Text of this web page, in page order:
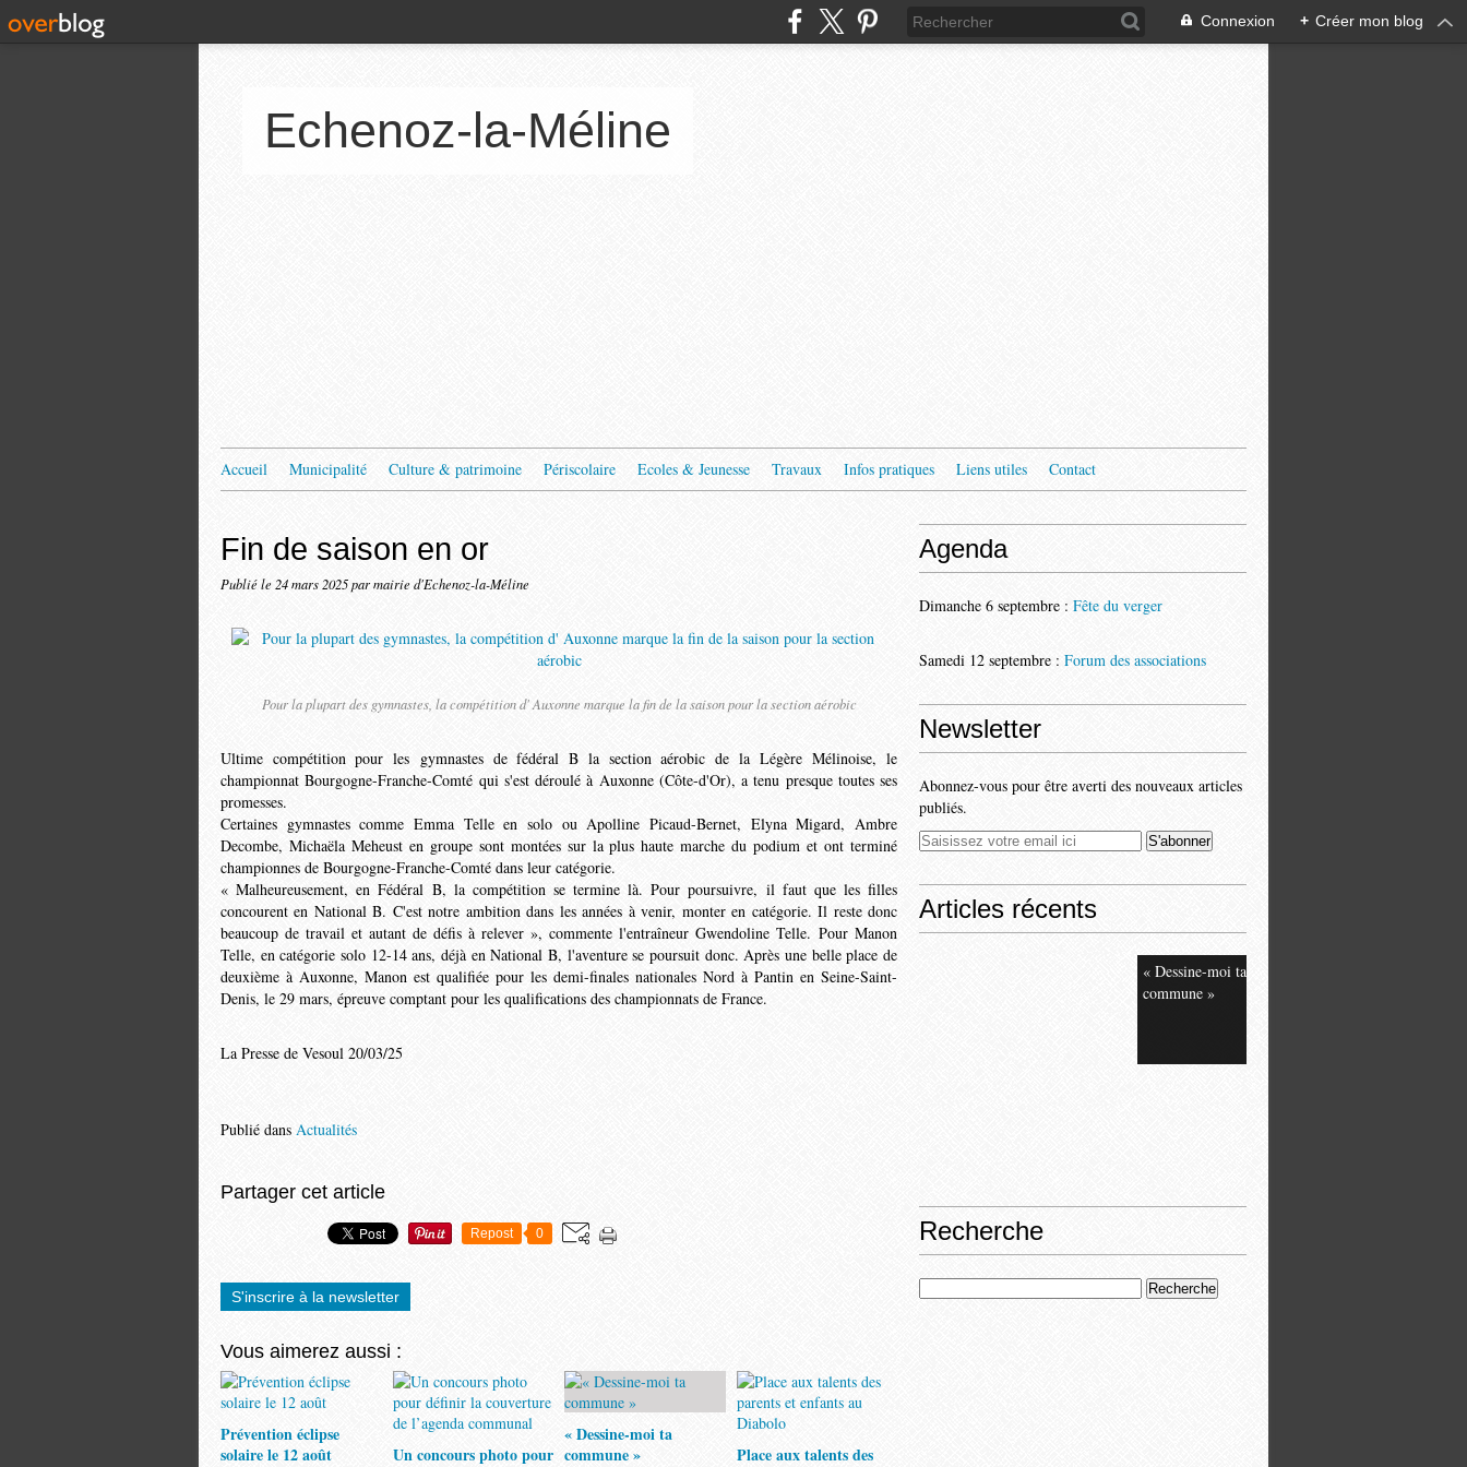
Connexion + Créer mon blog
Echenoz-la-Méline
Accueil Municipalité Culture & patrimoine Périscolaire Ecoles & Jeunesse Travaux Infos pratiques Liens utiles Contact
Fin de saison en or
Publié le 24 mars 2025par mairie d'Echenoz-la-Méline
Pour la plupart des gymnastes, la compétition d' Auxonne marque la fin de la saison pour la section aérobic
Ultime compétition pour les gymnastes de fédéral B la section aérobic de la Légère Mélinoise, le
championnat Bourgogne-Franche-Comté qui s'est déroulé à Auxonne (Côte­-d'Or), a tenu presque toutes ses
promesses.
Certaines gymnastes comme Emma Telle en solo ou Apol­line Picaud-Bernet, Elyna Mi­gard, Ambre
Decombe, Mi­chaëla Meheust en groupe sont montées sur la plus haute marche du podium et ont ter­miné
championnes de Bourgogne-Franche-Comté dans leur catégorie.
« Malheureusement, en Fédéral B, la compétition se termine là. Pour poursuivre, il faut que les filles
concourent en National B. C'est notre ambition dans les années à venir, monter en ca­tégorie. Il reste donc
beaucoup de travail et autant de défis à re­lever », commente l'entraîneur Gwendoline Telle. Pour Manon
Telle, en catégorie solo 12-14 ans, déjà en National B, l'aventure se poursuit donc. Après une belle place de
deu­xième à Auxonne, Manon est qualifiée pour les demi-finales nationales Nord à Pantin en Seine-Saint-
Denis, le 29 mars, épreuve comptant pour les qua­lifications des championnats de France.
La Presse de Vesoul 20/03/25
Publié dans Actualités
Partager cet article
Repost 0
S'inscrire à la newsletter
Vous aimerez aussi :
Prévention éclipse
solaire le 12 août
Un concours photo pour
« Dessine-moi ta
commune »
Place aux talents des
Agenda
Dimanche 6 septembre : Fête du verger
Samedi 12 septembre : Forum des associations
Newsletter
Abonnez-vous pour être averti des nouveaux articles
publiés.
Articles récents
« Dessine-moi ta
commune »
Recherche